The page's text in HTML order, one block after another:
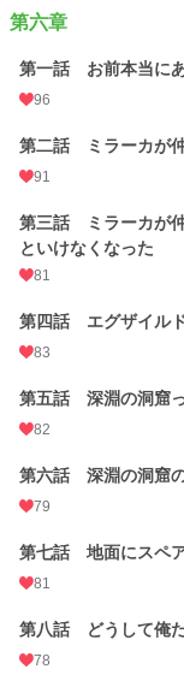
第六章
第一話 お前本当に
96
第二話 ミラーカが
91
第三話 ミラーカが
といけなくなった
81
第四話 エグザイル
83
第五話 深淵の洞窟
82
第六話 深淵の洞窟
79
第七話 地面にスペ
81
第八話 どうして俺
78